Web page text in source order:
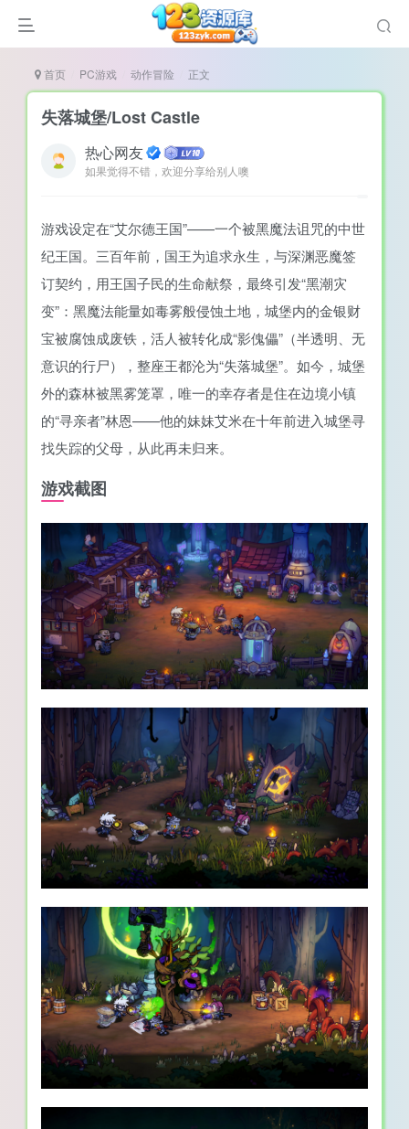
（摸鱼游戏）
首页 PC游戏 动作冒险 正文
失落城堡/Lost Castle
热心网友
如果觉得不错，欢迎分享给别人噢
游戏设定在“艾尔德王国”——一个被黑魔法诅咒的中世
纪王国。三百年前，国王为追求永生，与深渊恶魔签
订契约，用王国子民的生命献祭，最终引发“黑潮灾
变”：黑魔法能量如毒雾般侵蚀土地，城堡内的金银财
宝被腐蚀成废铁，活人被转化成“影傀儡”（半透明、无
意识的行尸），整座王都沦为“失落城堡”。如今，城堡
外的森林被黑雾笼罩，唯一的幸存者是住在边境小镇
的“寻亲者”林恩——他的妹妹艾米在十年前进入城堡寻
找失踪的父母，从此再未归来。
游戏截图